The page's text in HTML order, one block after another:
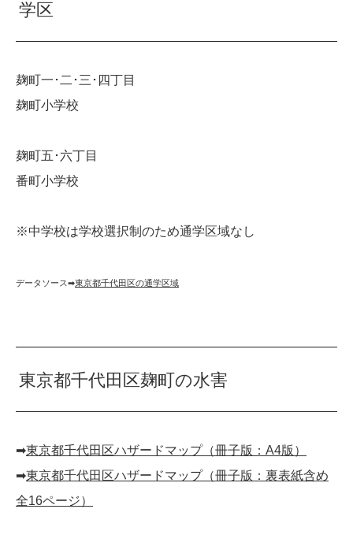
学区
麹町一･二･三･四丁目
麹町小学校
麹町五･六丁目
番町小学校
※中学校は学校選択制のため通学区域なし
データソース➡︎東京都千代田区の通学区域
東京都千代田区麹町の水害
➡︎東京都千代田区ハザードマップ（冊子版：A4版）
➡︎東京都千代田区ハザードマップ（冊子版：裏表紙含め
全16ページ）